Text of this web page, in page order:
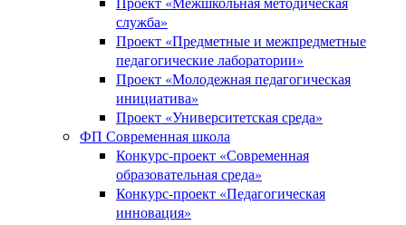
служба»
Проект «Предметные и межпредметные
педагогические лаборатории»
Проект «Молодежная педагогическая
инициатива»
Проект «Университетская среда»
ФП Современная школа
Конкурс-проект «Современная
образовательная среда»
Конкурс-проект «Педагогическая
инновация»